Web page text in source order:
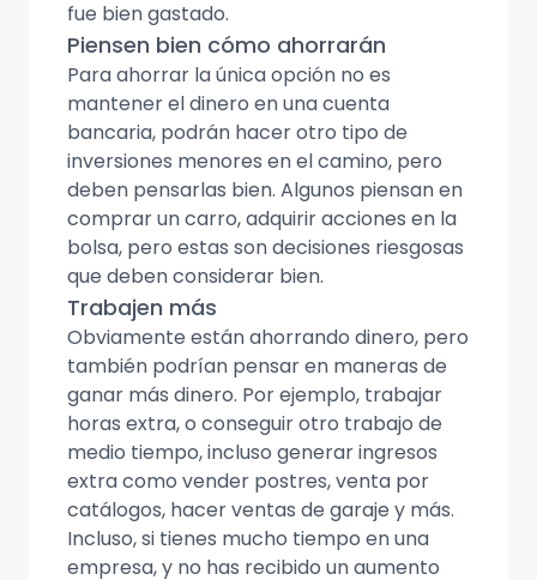
fue bien gastado.
Piensen bien cómo ahorrarán
Para ahorrar la única opción no es
mantener el dinero en una cuenta
bancaria, podrán hacer otro tipo de
inversiones menores en el camino, pero
deben pensarlas bien. Algunos piensan en
comprar un carro, adquirir acciones en la
bolsa, pero estas son decisiones riesgosas
que deben considerar bien.
Trabajen más
Obviamente están ahorrando dinero, pero
también podrían pensar en maneras de
ganar más dinero. Por ejemplo, trabajar
horas extra, o conseguir otro trabajo de
medio tiempo, incluso generar ingresos
extra como vender postres, venta por
catálogos, hacer ventas de garaje y más.
Incluso, si tienes mucho tiempo en una
empresa, y no has recibido un aumento